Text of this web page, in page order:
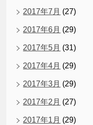
2017年7月 (27)
2017年6月 (29)
2017年5月 (31)
2017年4月 (29)
2017年3月 (29)
2017年2月 (27)
2017年1月 (29)